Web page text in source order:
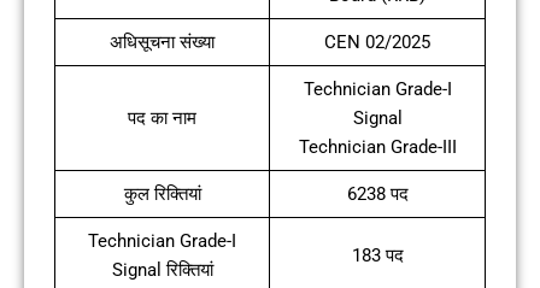
अधिसूचना संख्या CEN 02/2025
पद का नाम
Technician Grade-I
Signal
Technician Grade-III
कुल रिक्तियां 6238 पद
Technician Grade-I
Signal रिक्तियां
183 पद